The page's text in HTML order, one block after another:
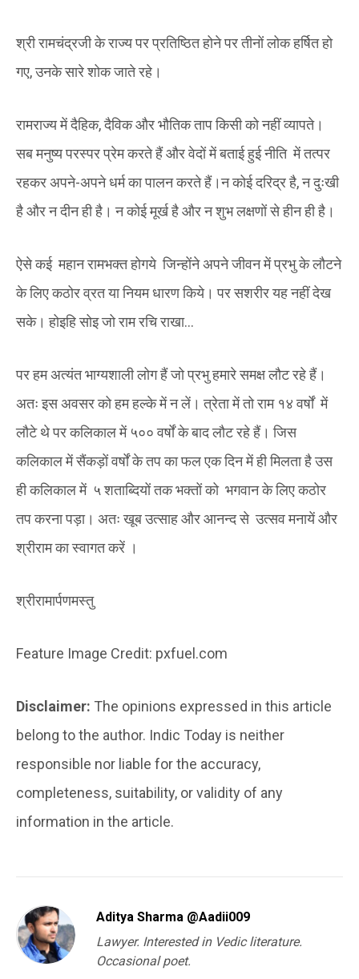
श्री रामचंद्रजी के राज्य पर प्रतिष्ठित होने पर तीनों लोक हर्षित हो
गए, उनके सारे शोक जाते रहे।
रामराज्य में दैहिक, दैविक और भौतिक ताप किसी को नहीं व्यापते।
सब मनुष्य परस्पर प्रेम करते हैं और वेदों में बताई हुई नीति में तत्पर
रहकर अपने-अपने धर्म का पालन करते हैं।न कोई दरिद्र है, न दुःखी
है और न दीन ही है। न कोई मूर्ख है और न शुभ लक्षणों से हीन ही है।
ऐसे कई महान रामभक्त होगये जिन्होंने अपने जीवन में प्रभु के लौटने
के लिए कठोर व्रत या नियम धारण किये। पर सशरीर यह नहीं देख
सके। होइहि सोइ जो राम रचि राखा…
पर हम अत्यंत भाग्यशाली लोग हैं जो प्रभु हमारे समक्ष लौट रहे हैं।
अतः इस अवसर को हम हल्के में न लें। त्रेता में तो राम १४ वर्षों में
लौटे थे पर कलिकाल में ५०० वर्षों के बाद लौट रहे हैं। जिस
कलिकाल में सैंकड़ों वर्षों के तप का फल एक दिन में ही मिलता है उस
ही कलिकाल में ५ शताब्दियों तक भक्तों को भगवान के लिए कठोर
तप करना पड़ा। अतः खूब उत्साह और आनन्द से उत्सव मनायें और
श्रीराम का स्वागत करें ।
श्रीरामार्पणमस्तु
Feature Image Credit: pxfuel.com
Disclaimer: The opinions expressed in this article
belong to the author. Indic Today is neither
responsible nor liable for the accuracy,
completeness, suitability, or validity of any
information in the article.
Aditya Sharma @Aadii009
Lawyer. Interested in Vedic literature.
Occasional poet.